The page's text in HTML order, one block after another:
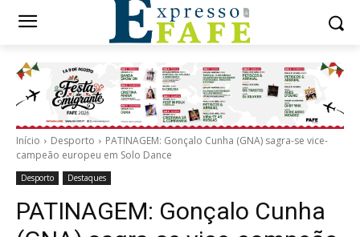
Início Desporto
PATINAGEM: Gonçalo Cunha (GNA) sagra-se vice-
campeão europeu em Solo Dance
Desporto Destaques
PATINAGEM: Gonçalo Cunha